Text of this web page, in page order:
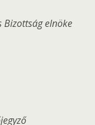
Bizottság elnöke